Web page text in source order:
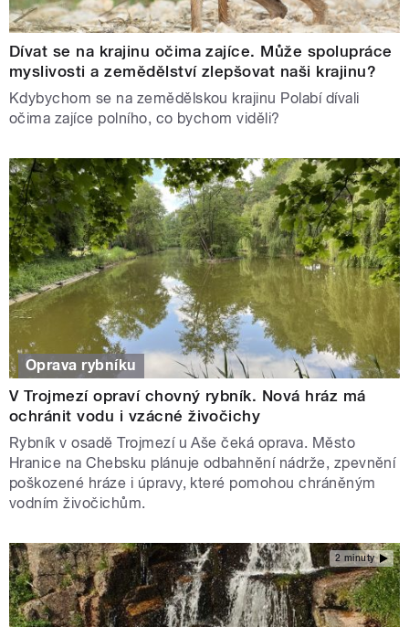
Dívat se na krajinu očima zajíce. Může spolupráce
myslivosti a zemědělství zlepšovat naši krajinu?
Kdybychom se na zemědělskou krajinu Polabí dívali
očima zajíce polního, co bychom viděli?
Oprava rybníku
V Trojmezí opraví chovný rybník. Nová hráz má
ochránit vodu i vzácné živočichy
Rybník v osadě Trojmezí u Aše čeká oprava. Město
Hranice na Chebsku plánuje odbahnění nádrže, zpevnění
poškozené hráze i úpravy, které pomohou chráněným
vodním živočichům.
2 minuty